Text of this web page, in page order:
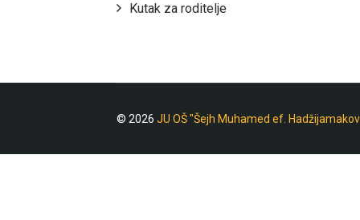
Kutak za roditelje
© 2026 JU OŠ "Šejh Muhamed ef.